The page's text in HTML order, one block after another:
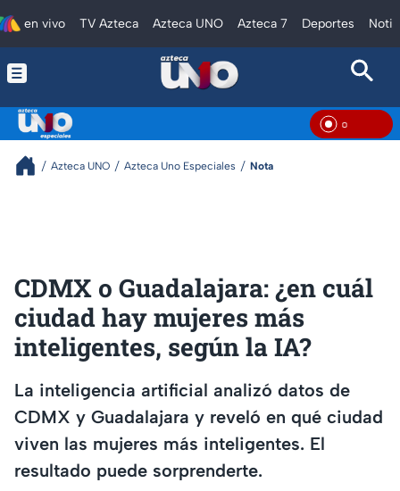
en vivo TV Azteca Azteca UNO Azteca 7 Deportes
En
Azteca UNO Azteca Uno Especiales Nota
CDMX o Guadalajara: ¿en cuál
ciudad hay mujeres más
inteligentes, según la IA?
La inteligencia artificial analizó datos de
CDMX y Guadalajara y reveló en qué ciudad
viven las mujeres más inteligentes. El
resultado puede sorprenderte.